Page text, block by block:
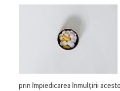
prin împiedicarea înmulțirii